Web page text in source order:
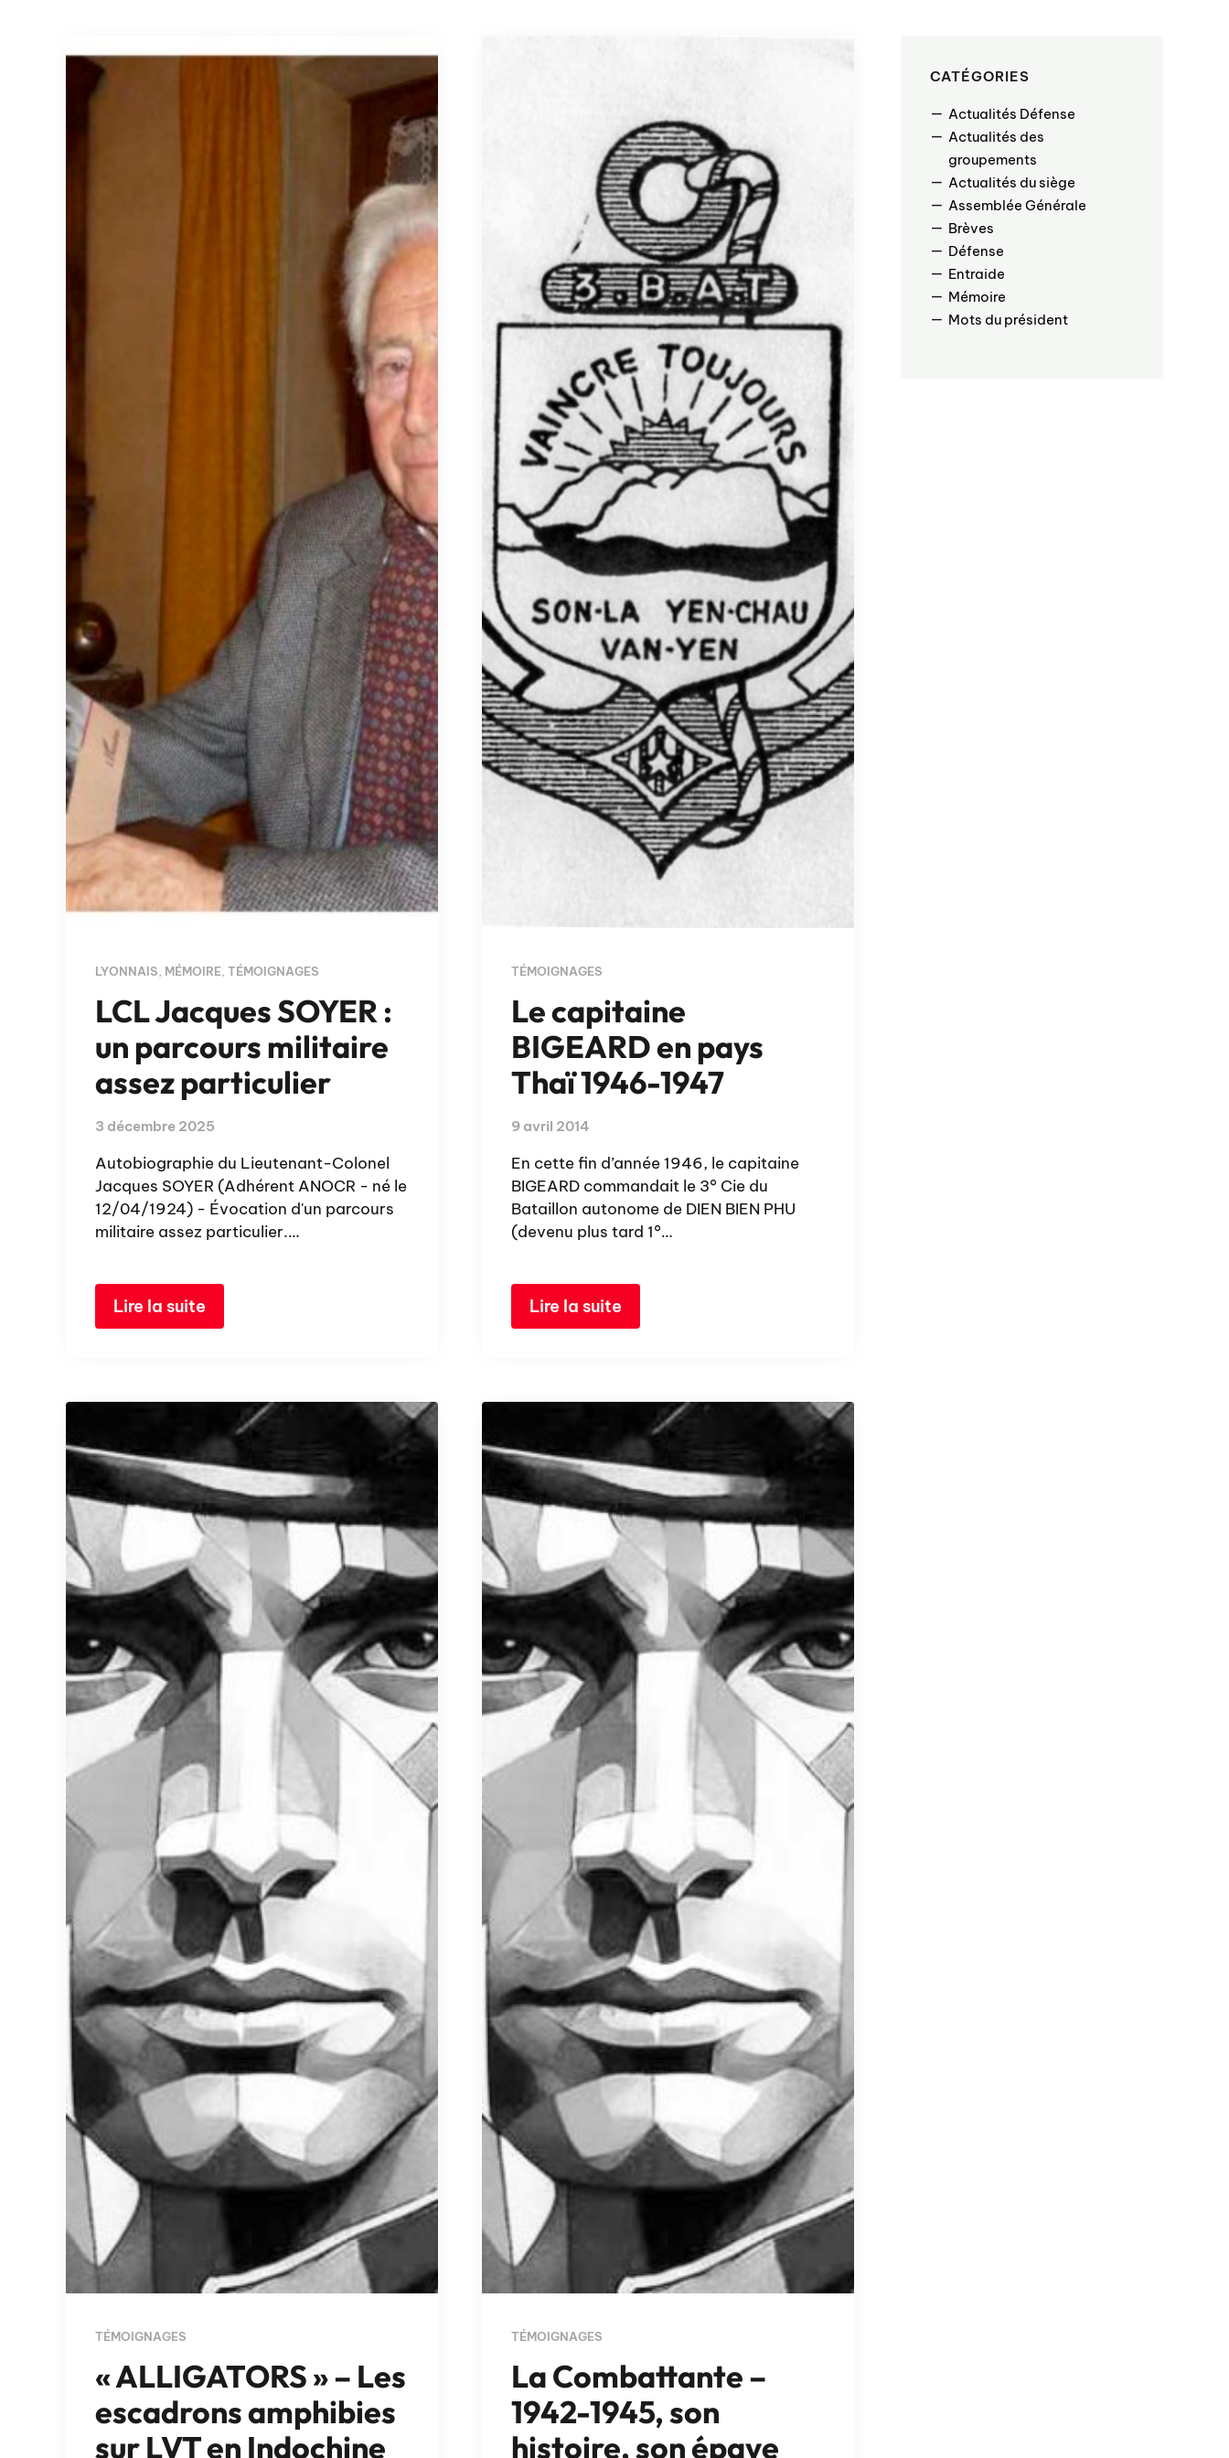
LYONNAIS, MÉMOIRE, TÉMOIGNAGES
LCL Jacques SOYER :
un parcours militaire
assez particulier
3 décembre 2025
Autobiographie du Lieutenant-Colonel
Jacques SOYER (Adhérent ANOCR - né le
12/04/1924) - Évocation d'un parcours
militaire assez particulier.…
Lire la suite
TÉMOIGNAGES
Le capitaine
BIGEARD en pays
Thaï 1946-1947
9 avril 2014
En cette fin d’année 1946, le capitaine
BIGEARD commandait le 3° Cie du
Bataillon autonome de DIEN BIEN PHU
(devenu plus tard 1°…
Lire la suite
TÉMOIGNAGES
« ALLIGATORS » – Les
escadrons amphibies
sur LVT en Indochine
TÉMOIGNAGES
La Combattante –
1942-1945, son
histoire, son épave
CATÉGORIES
Actualités Défense
Actualités des
groupements
Actualités du siège
Assemblée Générale
Brèves
Défense
Entraide
Mémoire
Mots du président